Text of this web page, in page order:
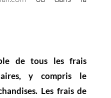
de tous les frais
y compris le
Les frais de